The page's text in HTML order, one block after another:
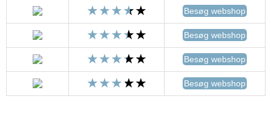
Besøg webshop
Besøg webshop
Besøg webshop
Besøg webshop